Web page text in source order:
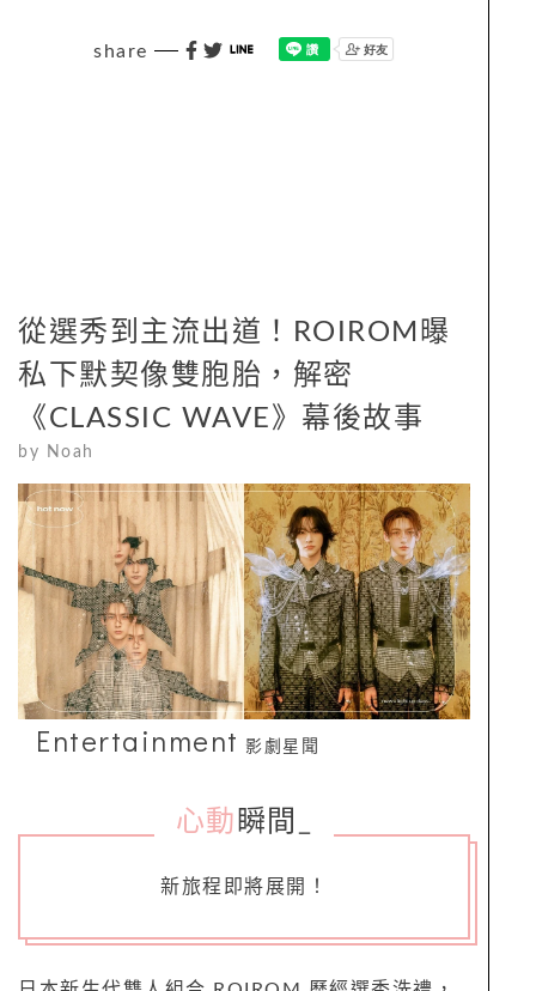
share
從選秀到主流出道！ROIROM曝
私下默契像雙胞胎，解密
《CLASSIC WAVE》幕後故事
by Noah
Entertainment 影劇星聞
心動 瞬間
新旅程即將展開！